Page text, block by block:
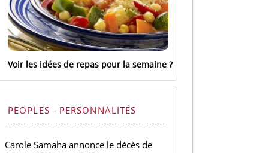
Voir les idées de repas pour la semaine
PEOPLES - PERSONNALITÉS
Carole Samaha annonce le décès de